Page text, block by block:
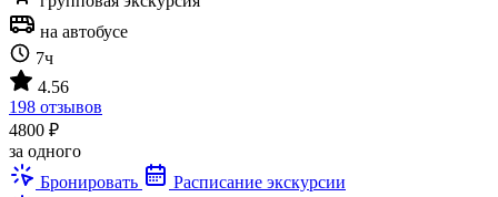
на автобусе
7ч
4.56
198 отзывов
4800 ₽
за одного
Бронировать
Расписание экскурсии